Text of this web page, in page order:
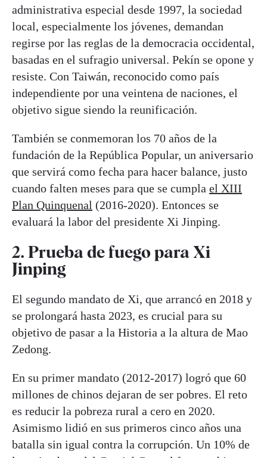
administrativa especial desde 1997, la sociedad
local, especialmente los jóvenes, demandan
regirse por las reglas de la democracia occidental,
basadas en el sufragio universal. Pekín se opone y
resiste. Con Taiwán, reconocido como país
independiente por una veintena de naciones, el
objetivo sigue siendo la reunificación.
También se conmemoran los 70 años de la
fundación de la República Popular, un aniversario
que servirá como fecha para hacer balance, justo
cuando falten meses para que se cumpla el XIII
Plan Quinquenal (2016-2020). Entonces se
evaluará la labor del presidente Xi Jinping.
2. Prueba de fuego para Xi
Jinping
El segundo mandato de Xi, que arrancó en 2018 y
se prolongará hasta 2023, es crucial para su
objetivo de pasar a la Historia a la altura de Mao
Zedong.
En su primer mandato (2012-2017) logró que 60
millones de chinos dejaran de ser pobres. El reto
es reducir la pobreza rural a cero en 2020.
Asimismo lidió en sus primeros cinco años una
batalla sin igual contra la corrupción. Un 10% de